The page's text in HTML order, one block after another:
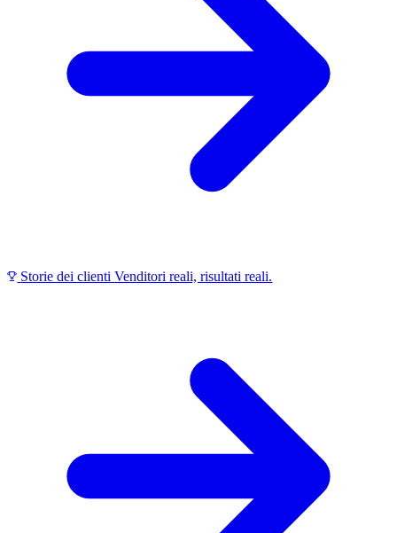
Storie dei clienti Venditori reali, risultati reali.